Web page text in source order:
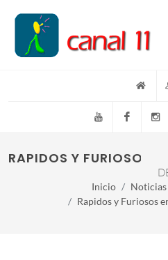
YouTube
RAPIDOS Y FURIOSOS
Inicio Noticias
Rapidos y Furiosos